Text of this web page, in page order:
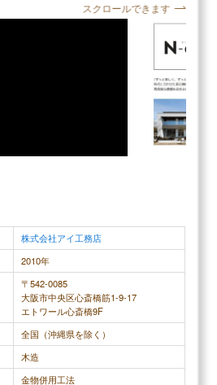
した点、良かった点は？
スクロールできます
メーカーなのでアフター
来ず、壁を直してくれな
低のハウスメーカーと思
性は、ヘーベルハウスに
バイフォー住宅よりも低
震の際には2階が少し揺
母は不安で台風の際には
ます。大和ハウスは、建
て26mmと厚いもののヘ
もっとも不
え話し合う
や窓のサイ
スクロールできます
株式会社アイ工務店
2010年
〒542-0085
大阪市中央区心斎橋筋1-9-17
エトワール心斎橋9F
全国（沖縄県を除く）
木造
金物併用工法